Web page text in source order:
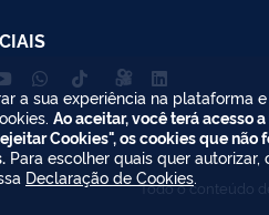
Todo o conteúdo
a sua experiência na plataforma
Ao aceitar, você terá acesso
Cookies", os cookies que
Para escolher quais quer
Declaração de Cookies.